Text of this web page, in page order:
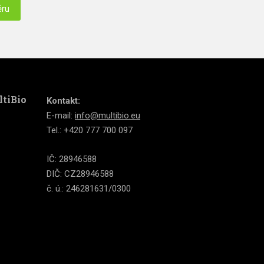
Kontakt:
E-mail: info@multibio.eu
Tel.: +420 777 700 097
IČ: 28946588
DIČ: CZ28946588
č. ú.: 246281631/0300